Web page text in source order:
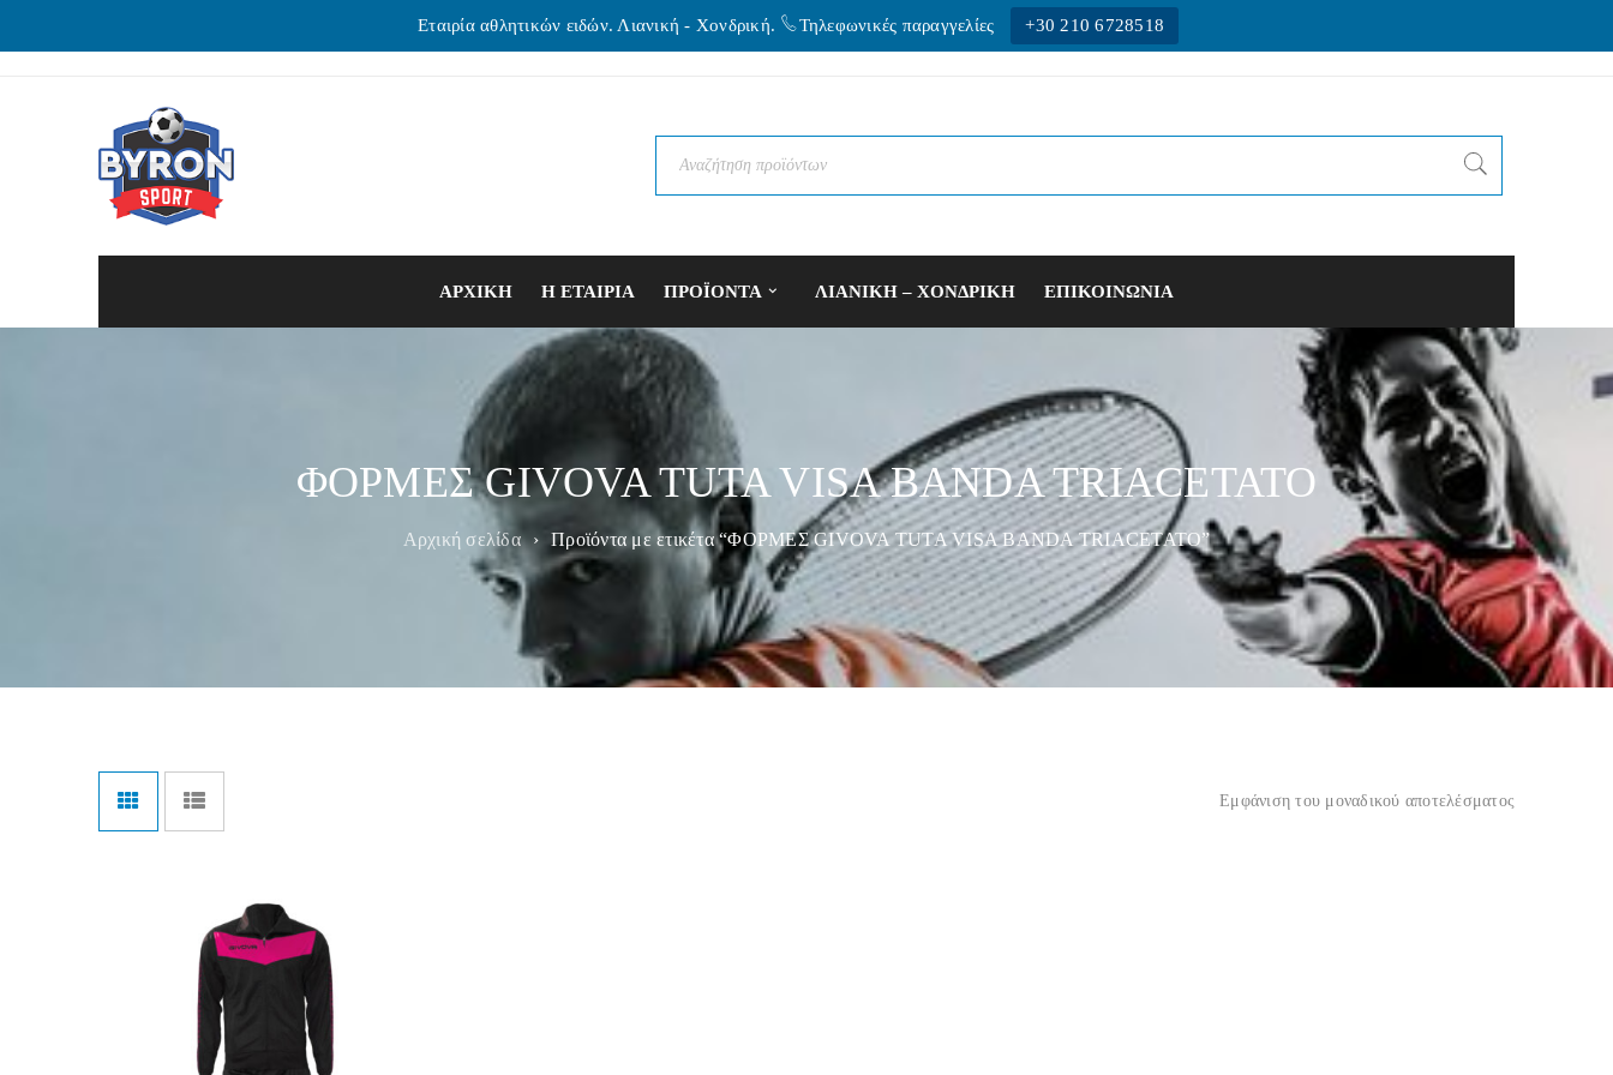
Εταιρία αθλητικών ειδών. Λιανική - Xονδρική. Τηλεφωνικές παραγγελίες +30 210 6728518
ΑΡΧΙΚΗ Η ΕΤΑΙΡΙΑ ΠΡΟΪΟΝΤΑ ΛΙΑΝΙΚΗ – ΧΟΝΔΡΙΚΗ ΕΠΙΚΟΙΝΩΝΙΑ
ΦΟΡΜΕΣ GIVOVA TUTA VISA BANDA TRIACETATO
Αρχική σελίδα › Προϊόντα με ετικέτα “ΦΟΡΜΕΣ GIVOVA TUTA VISA BANDA TRIACETATO”
Εμφάνιση του μοναδικού αποτελέσματος